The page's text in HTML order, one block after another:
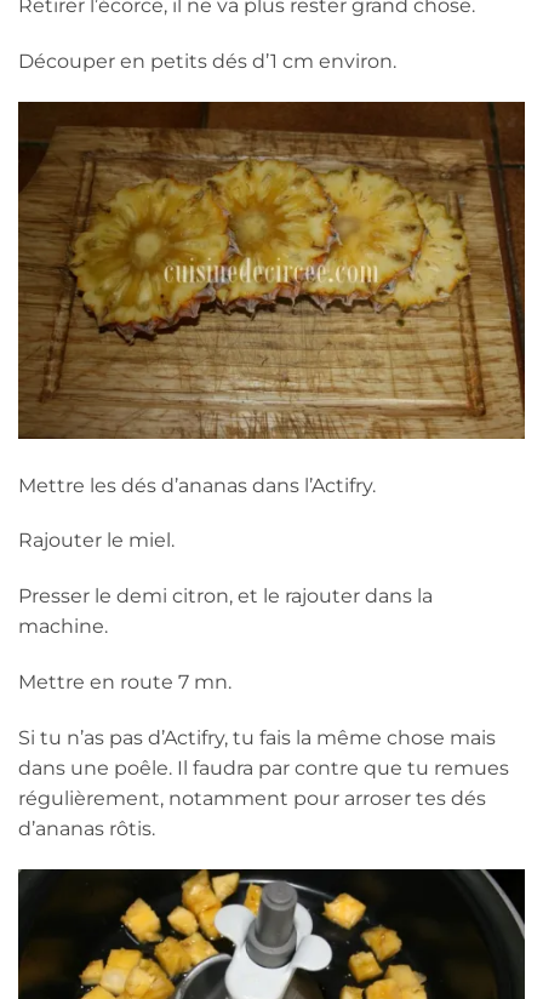
Retirer l’écorce, il ne va plus rester grand chose.
Découper en petits dés d’1 cm environ.
Mettre les dés d’ananas dans l’Actifry.
Rajouter le miel.
Presser le demi citron, et le rajouter dans la
machine.
Mettre en route 7 mn.
Si tu n’as pas d’Actifry, tu fais la même chose mais
dans une poêle. Il faudra par contre que tu remues
régulièrement, notamment pour arroser tes dés
d’ananas rôtis.